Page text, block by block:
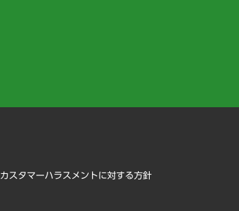
カスタマーハラスメントに対する方針